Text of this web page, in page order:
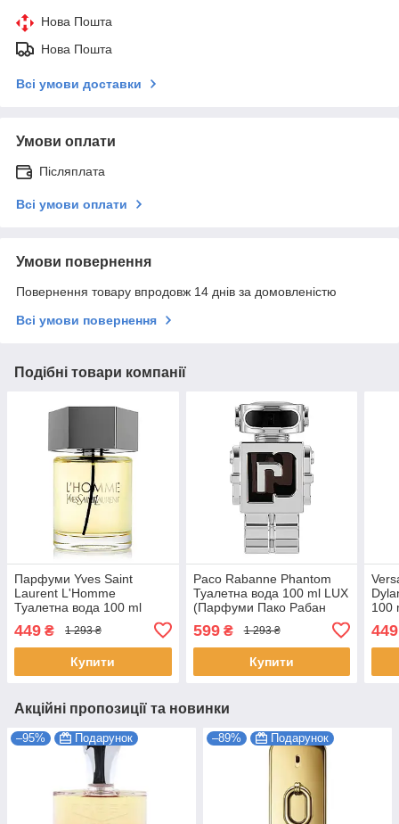
Нова Пошта
Нова Пошта
Всі умови доставки
Умови оплати
Післяплата
Всі умови оплати
Умови повернення
Повернення товару впродовж 14 днів за домовленістю
Всі умови повернення
Подібні товари компанії
Парфуми Yves Saint
Laurent L'Homme
Туалетна вода 100 ml
(Парфуми ів сен лоран Л
Хом l home saint laurent)
449 ₴ 1 293 ₴
Купити
Paco Rabanne Phantom
Туалетна вода 100 ml LUX
(Парфуми Пако Рабан
599₴ 1 293 ₴
Купити
100
449
Акційні пропозиції та новинки
–95% Подарунок –89% Подарунок